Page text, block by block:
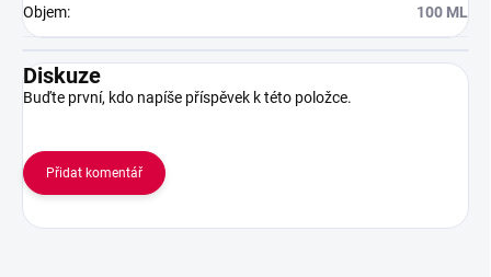
Objem: 100 ML
Diskuze
Buďte první, kdo napíše příspěvek k této položce.
Přidat komentář